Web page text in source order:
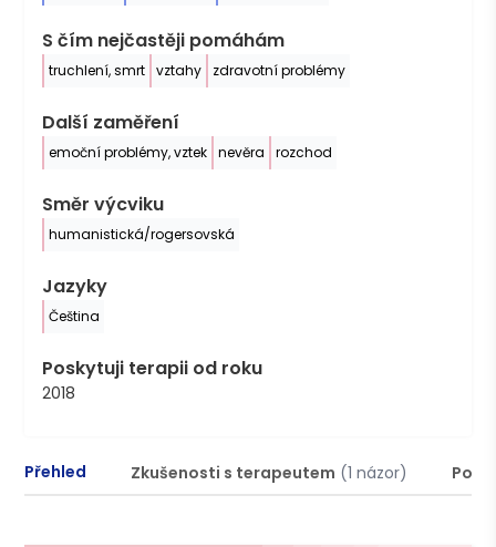
S čím nejčastěji pomáhám
truchlení, smrt vztahy zdravotní problémy
Další zaměření
emoční problémy, vztek nevěra rozchod
Směr výcviku
humanistická/rogersovská
Jazyky
Čeština
Poskytuji terapii od roku
2018
Přehled Zkušenosti s terapeutem (1 názor)